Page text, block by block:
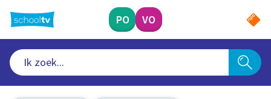
naar
hoofdinhoud
PO VO